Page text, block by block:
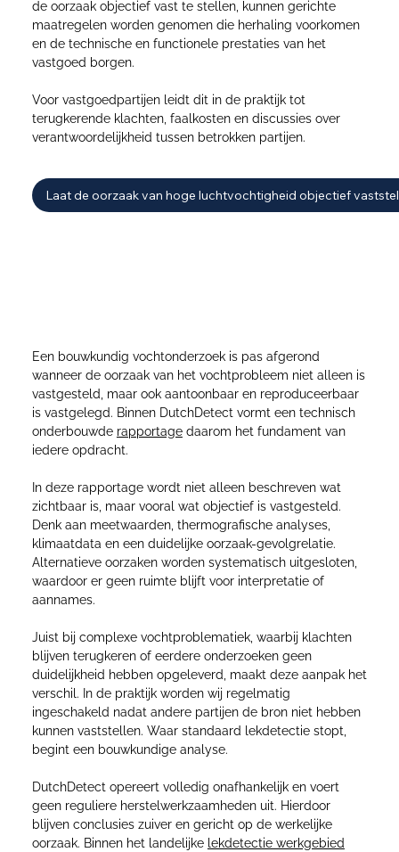
de oorzaak objectief vast te stellen, kunnen gerichte
maatregelen worden genomen die herhaling voorkomen
en de technische en functionele prestaties van het
vastgoed borgen.
Voor vastgoedpartijen leidt dit in de praktijk tot
terugkerende klachten, faalkosten en discussies over
verantwoordelijkheid tussen betrokken partijen.
Laat de oorzaak van hoge luchtvochtigheid objectief
Een bouwkundig vochtonderzoek is pas afgerond
wanneer de oorzaak van het vochtprobleem niet alleen is
vastgesteld, maar ook aantoonbaar en reproduceerbaar
is vastgelegd. Binnen DutchDetect vormt een technisch
onderbouwde rapportagedaarom het fundament van
iedere opdracht.
In deze rapportage wordt niet alleen beschreven wat
zichtbaar is, maar vooral wat objectief is vastgesteld.
Denk aan meetwaarden, thermografische analyses,
klimaatdata en een duidelijke oorzaak-gevolgrelatie.
Alternatieve oorzaken worden systematisch uitgesloten,
waardoor er geen ruimte blijft voor interpretatie of
aannames.
Juist bij complexe vochtproblematiek, waarbij klachten
blijven terugkeren of eerdere onderzoeken geen
duidelijkheid hebben opgeleverd, maakt deze aanpak het
verschil. In de praktijk worden wij regelmatig
ingeschakeld nadat andere partijen de bron niet hebben
kunnen vaststellen. Waar standaard lekdetectie stopt,
begint een bouwkundige analyse.
DutchDetect opereert volledig onafhankelijk en voert
geen reguliere herstelwerkzaamheden uit. Hierdoor
blijven conclusies zuiver en gericht op de werkelijke
oorzaak. Binnen het landelijke lekdetectie werkgebied